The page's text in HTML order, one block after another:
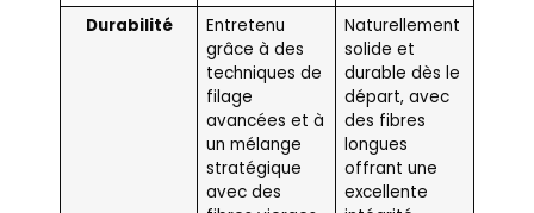
Durabilité
Entretenu
grâce à des
techniques de
filage
avancées et à
un mélange
stratégique
avec des
Naturellement
solide et
durable dès le
départ, avec
des fibres
longues
offrant une
excellente